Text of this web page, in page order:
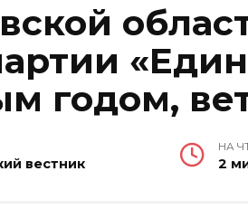
годом,
вестник
НА
2